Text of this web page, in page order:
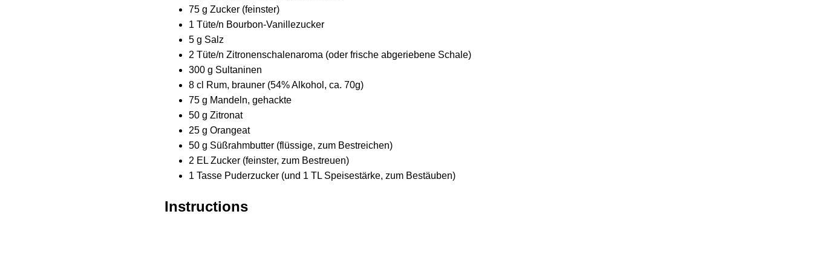
75 g Zucker (feinster)
1 Tüte/n Bourbon-Vanillezucker
5 g Salz
2 Tüte/n Zitronenschalenaroma (oder frische abgeriebene Schale)
300 g Sultaninen
8 cl Rum, brauner (54% Alkohol, ca. 70g)
75 g Mandeln, gehackte
50 g Zitronat
25 g Orangeat
50 g Süßrahmbutter (flüssige, zum Bestreichen)
2 EL Zucker (feinster, zum Bestreuen)
1 Tasse Puderzucker (und 1 TL Speisestärke, zum Bestäuben)
Instructions